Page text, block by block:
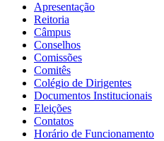
Apresentação
Reitoria
Câmpus
Conselhos
Comissões
Comitês
Colégio de Dirigentes
Documentos Institucionais
Eleições
Contatos
Horário de Funcionamento